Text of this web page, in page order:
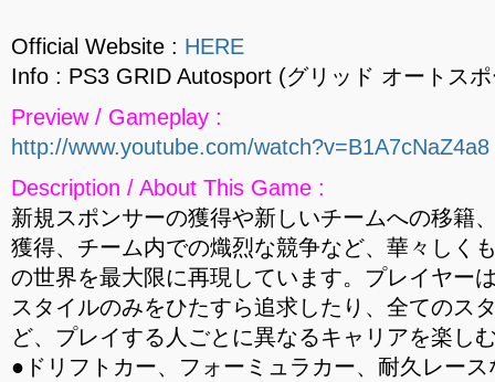
Official Website : HERE
Info : PS3 GRID Autosport (グリッド オートス
Preview / Gameplay :
http://www.youtube.com/watch?v=B1A7cNaZ4a8
Description / About This Game :
新規スポンサーの獲得や新しいチームへの移籍
獲得、チーム内での熾烈な競争など、華々しく
の世界を最大限に再現しています。プレイヤー
スタイルのみをひたすら追求したり、全てのス
ど、プレイする人ごとに異なるキャリアを楽し
●ドリフトカー、フォーミュラカー、耐久レー